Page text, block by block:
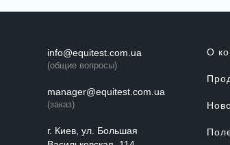
info@equitest.com.ua
(общие вопросы)
manager@equitest.com.ua
(заказ)
г. Киев, ул. Большая
О